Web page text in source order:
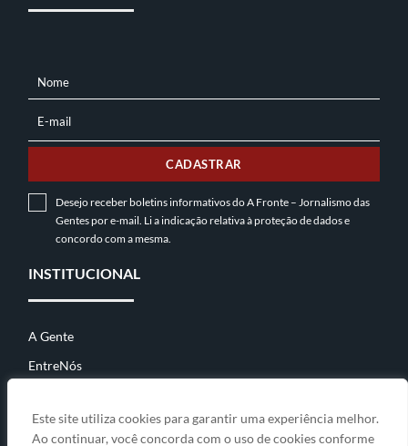
Este site utiliza cookies para garantir uma experiência melhor.
Ao continuar, você concorda com o uso de cookies conforme
NOME
Nome
MAIL
E-mail
CADASTRAR
Desejo receber boletins informativos do A Fronte – Jornalismo das
Gentes por e-mail. Li a indicação relativa àproteção de dadose
concordo com a mesma.
INSTITUCIONAL
A Gente
EntreNós